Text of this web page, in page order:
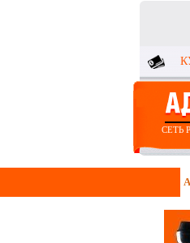
СЕТЬ